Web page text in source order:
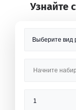
Узнайте